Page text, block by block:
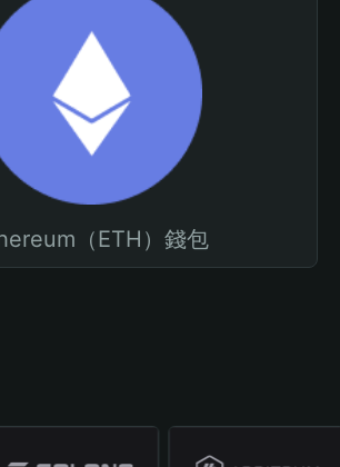
（ETH）錢包